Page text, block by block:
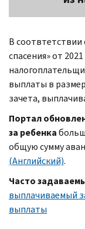
В соотвтетствии
спасения» от
выплаты в
зачета,
Портал
за ребенка
общую сумму
(Английский).
Часто
выплачиваемый
выплаты